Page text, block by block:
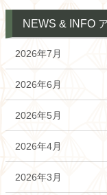
NEWS & INFO
2026年7月
2026年6月
2026年5月
2026年4月
2026年3月